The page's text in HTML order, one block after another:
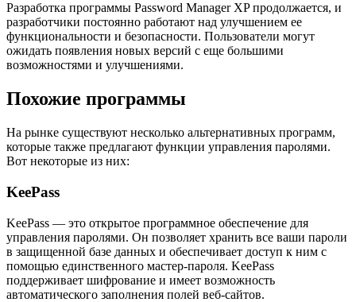
Разработка программы Password Manager XP продолжается, и
разработчики постоянно работают над улучшением ее
функциональности и безопасности. Пользователи могут
ожидать появления новых версий с еще большими
возможностями и улучшениями.
Похожие программы
На рынке существуют несколько альтернативных программ,
которые также предлагают функции управления паролями.
Вот некоторые из них:
KeePass
KeePass — это открытое программное обеспечение для
управления паролями. Он позволяет хранить все ваши пароли
в защищенной базе данных и обеспечивает доступ к ним с
помощью единственного мастер-пароля. KeePass
поддерживает шифрование и имеет возможность
автоматического заполнения полей веб-сайтов.